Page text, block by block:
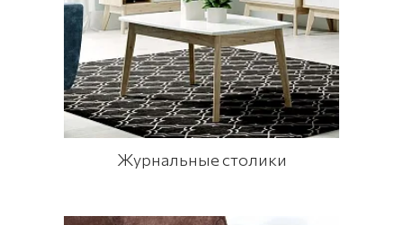
Журнальные столики